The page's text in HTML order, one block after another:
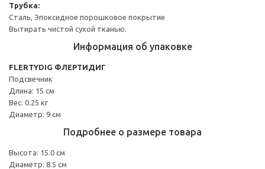
Трубка:
Сталь, Эпоксидное порошковое покрытие
Вытирать чистой сухой тканью.
Информация об упаковке
FLERTYDIG ФЛЕРТИДИГ
Подсвечник
Длина: 15 см
Вес: 0.25 кг
Диаметр: 9 см
Подробнее о размере товара
Высота: 15.0 см
Диаметр: 8.5 см